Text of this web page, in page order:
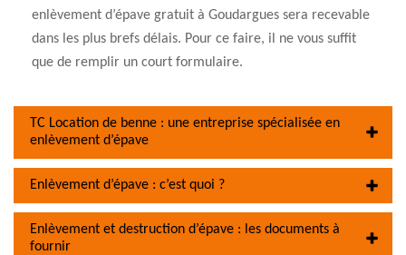
enlèvement d’épave gratuit à Goudargues sera recevable
dans les plus brefs délais. Pour ce faire, il ne vous suffit
que de remplir un court formulaire.
TC Location de benne : une entreprise spécialisée en
enlèvement d’épave
Enlèvement d’épave : c’est quoi ?
Enlèvement et destruction d’épave : les documents à
fournir